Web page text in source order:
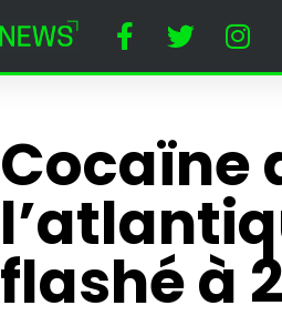
Cocaïne
flashé à